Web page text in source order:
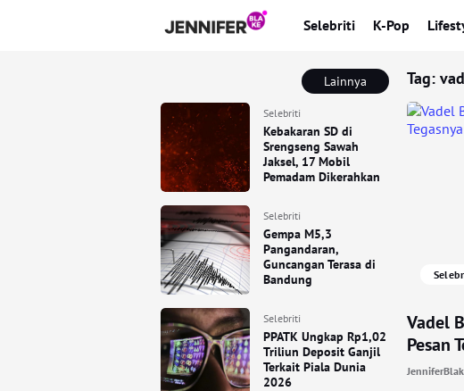
Selebriti K-Pop
Lainnya
Selebriti
Kebakaran SD di
Srengseng Sawah
Jaksel, 17 Mobil
Pemadam Dikerahkan
Selebriti
Gempa M5,3
Pangandaran,
Guncangan Terasa di
Bandung
Selebriti
PPATK Ungkap Rp1,02
Triliun Deposit Ganjil
Terkait Piala Dunia
2026
Tag:
Vadel
Pesan